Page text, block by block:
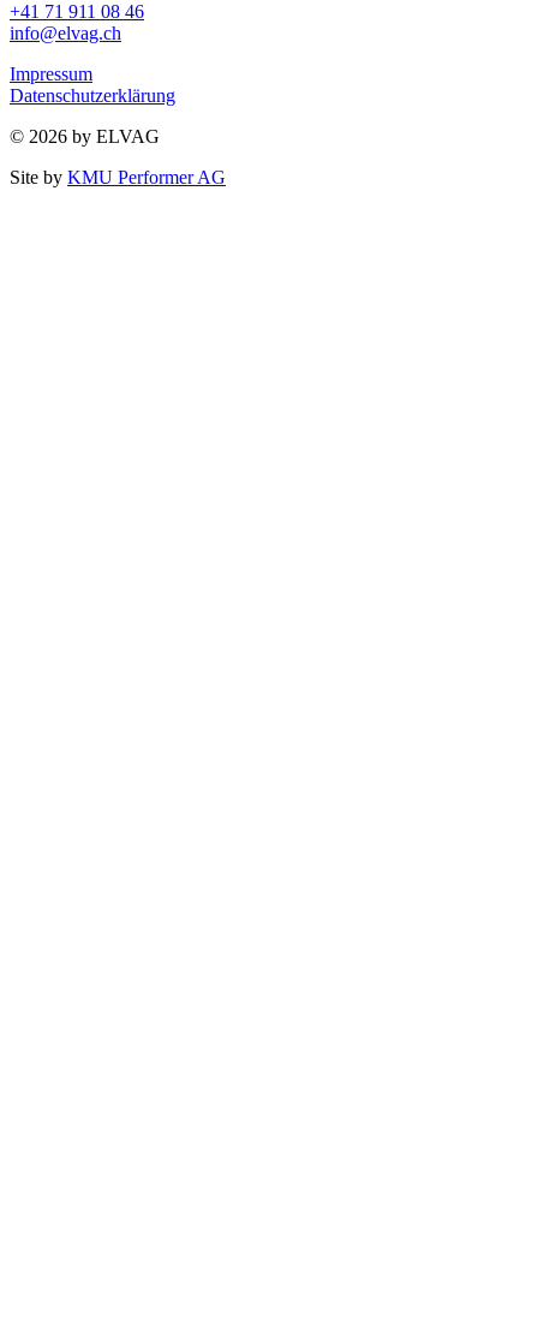
+41 71 911 08 46
info@elvag.ch
Impressum
Datenschutzerklärung
© 2026 by ELVAG
Site by KMU Performer AG